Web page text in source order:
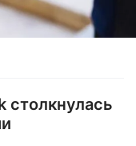
столкнулась